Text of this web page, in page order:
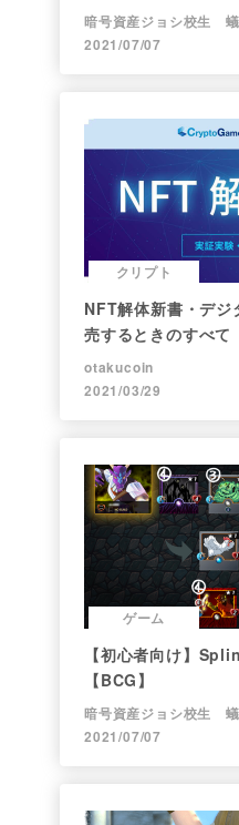
暗号資産ジョシ校生
2021/07/07
クリプト
NFT解体新書・デジ
売するときのすべて
ト】
otakucoin
2021/03/29
ゲーム
【初心者向け】
【BCG】
暗号資産ジョシ校生
2021/07/07